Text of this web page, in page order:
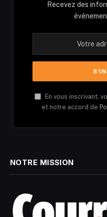
Recevez des
En vous inscrivant,
et notre accord de
NOTRE MISSION